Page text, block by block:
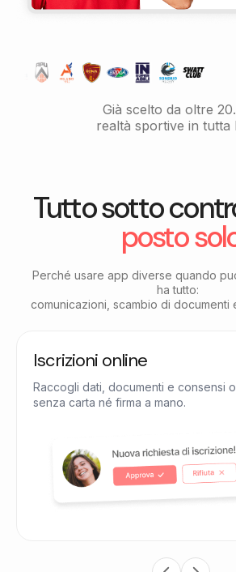
Già scelto da oltre
realtà sportive in tutta
Tutto sotto
posto
Perché usare app diverse quando
ha tutto:
comunicazioni, scambio di documenti
Iscrizioni online
Raccogli dati, documenti e consensi
senza carta né firma a mano.